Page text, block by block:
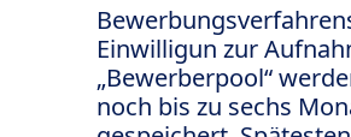
Einwilligun zur
„Bewerberpool“
noch bis zu sechs